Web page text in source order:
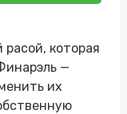
расой, которая
—
их